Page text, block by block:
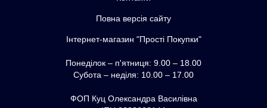
Повна версія сайту
Інтернет-магазин "Прості Покупки"
Понеділок – п'ятниця: 9.00 – 18.00
Субота – неділя: 10.00 – 17.00
ФОП Куц Олександра Василівна